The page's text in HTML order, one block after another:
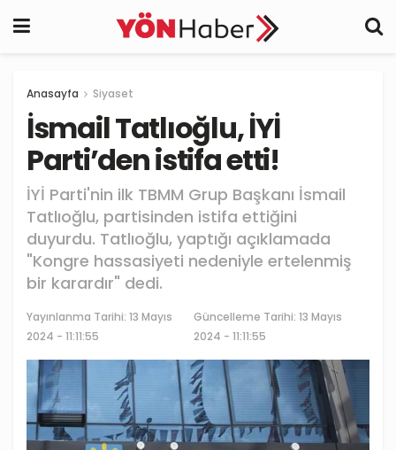
Anasayfa Siyaset
İsmail Tatlıoğlu, İYİ
Parti’den istifa etti!
İYİ Parti'nin ilk TBMM Grup Başkanı İsmail
Tatlıoğlu, partisinden istifa ettiğini
duyurdu. Tatlıoğlu, yaptığı açıklamada
"Kongre hassasiyeti nedeniyle ertelenmiş
bir karardır" dedi.
Yayınlanma Tarihi: 13 Mayıs
2024 - 11:11:55
Güncelleme Tarihi: 13 Mayıs
2024 - 11:11:55